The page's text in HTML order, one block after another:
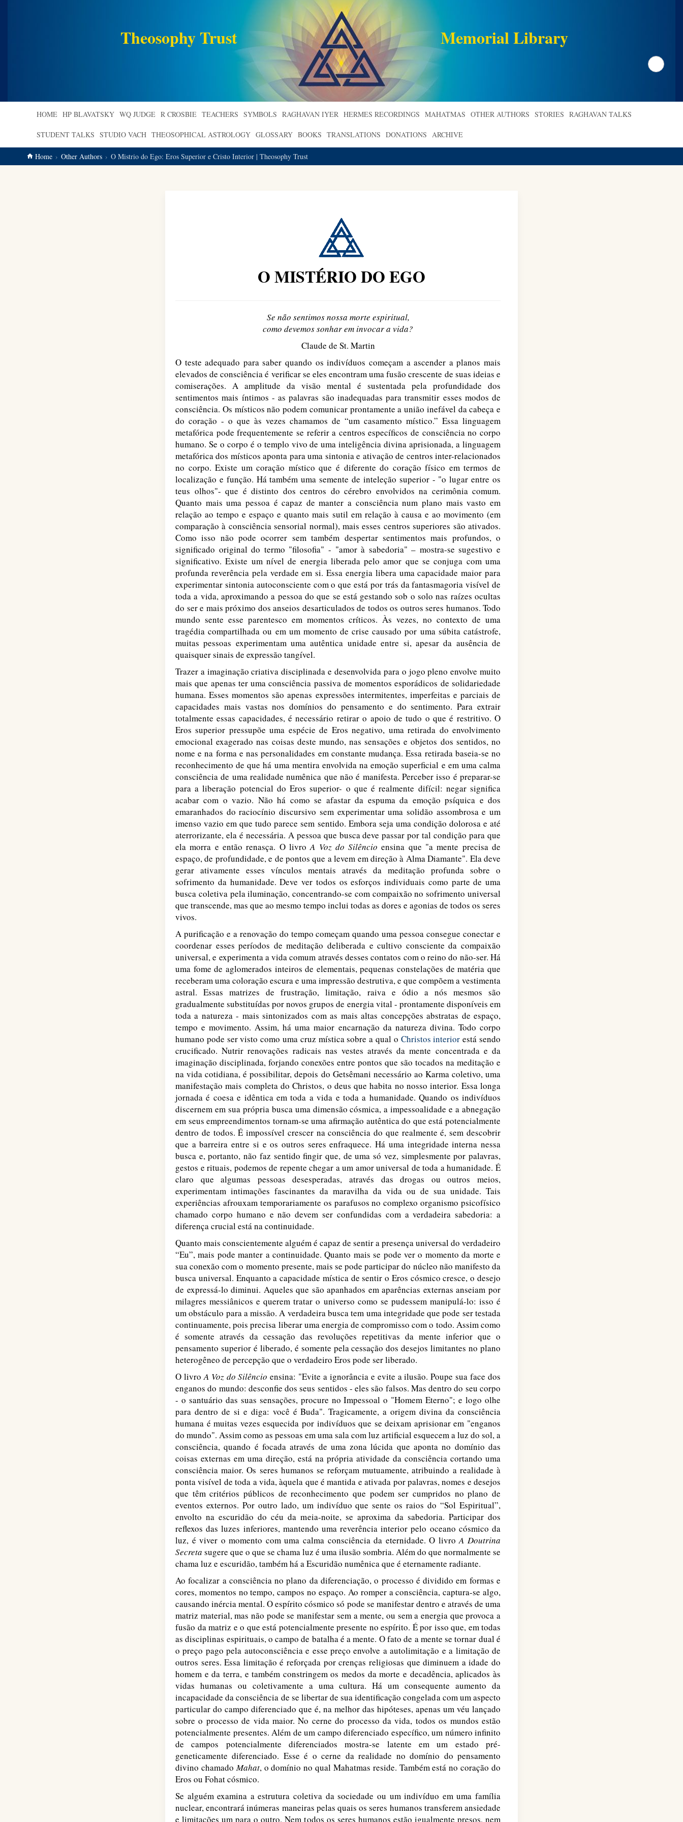
Theosophy Trust Memorial Library
Search
HOME HP BLAVATSKY WQ JUDGE R CROSBIE TEACHERS SYMBOLS RAGHAVAN IYER HERMES RECORDINGS MAHATMAS OTHER AUTHORS STORIES RAGHAVAN TALKS
STUDENT TALKS STUDIO VACH THEOSOPHICAL ASTROLOGY GLOSSARY BOOKS TRANSLATIONS DONATIONS ARCHIVE
Home Other Authors O Mistrio do Ego: Eros Superior e Cristo Interior | Theosophy Trust
O MISTÉRIO DO EGO
Se não sentimos nossa morte espiritual,
como devemos sonhar em invocar a vida?
Claude de St. Martin
O teste adequado para saber quando os indivíduos começam a ascender a planos mais
elevados de consciência é verificar se eles encontram uma fusão crescente de suas ideias e
comiserações. A amplitude da visão mental é sustentada pela profundidade dos
sentimentos mais íntimos - as palavras são inadequadas para transmitir esses modos de
consciência. Os místicos não podem comunicar prontamente a união inefável da cabeça e
do coração - o que às vezes chamamos de “um casamento místico.” Essa linguagem
metafórica pode frequentemente se referir a centros específicos de consciência no corpo
humano. Se o corpo é o templo vivo de uma inteligência divina aprisionada, a linguagem
metafórica dos místicos aponta para uma sintonia e ativação de centros inter-relacionados
no corpo. Existe um coração místico que é diferente do coração físico em termos de
localização e função. Há também uma semente de inteleção superior - "o lugar entre os
teus olhos"- que é distinto dos centros do cérebro envolvidos na cerimônia comum.
Quanto mais uma pessoa é capaz de manter a consciência num plano mais vasto em
relação ao tempo e espaço e quanto mais sutil em relação à causa e ao movimento (em
comparação à consciência sensorial normal), mais esses centros superiores são ativados.
Como isso não pode ocorrer sem também despertar sentimentos mais profundos, o
significado original do termo "filosofia" - "amor à sabedoria" – mostra-se sugestivo e
significativo. Existe um nível de energia liberada pelo amor que se conjuga com uma
profunda reverência pela verdade em si. Essa energia libera uma capacidade maior para
experimentar sintonia autoconsciente com o que está por trás da fantasmagoria visível de
toda a vida, aproximando a pessoa do que se está gestando sob o solo nas raízes ocultas
do ser e mais próximo dos anseios desarticulados de todos os outros seres humanos. Todo
mundo sente esse parentesco em momentos críticos. Às vezes, no contexto de uma
tragédia compartilhada ou em um momento de crise causado por uma súbita catástrofe,
muitas pessoas experimentam uma autêntica unidade entre si, apesar da ausência de
quaisquer sinais de expressão tangível.
Trazer a imaginação criativa disciplinada e desenvolvida para o jogo pleno envolve muito
mais que apenas ter uma consciência passiva de momentos esporádicos de solidariedade
humana. Esses momentos são apenas expressões intermitentes, imperfeitas e parciais de
capacidades mais vastas nos domínios do pensamento e do sentimento. Para extrair
totalmente essas capacidades, é necessário retirar o apoio de tudo o que é restritivo. O
Eros superior pressupõe uma espécie de Eros negativo, uma retirada do envolvimento
emocional exagerado nas coisas deste mundo, nas sensações e objetos dos sentidos, no
nome e na forma e nas personalidades em constante mudança. Essa retirada baseia-se no
reconhecimento de que há uma mentira envolvida na emoção superficial e em uma calma
consciência de uma realidade numênica que não é manifesta. Perceber isso é preparar-se
para a liberação potencial do Eros superior- o que é realmente difícil: negar significa
acabar com o vazio. Não há como se afastar da espuma da emoção psíquica e dos
emaranhados do raciocínio discursivo sem experimentar uma solidão assombrosa e um
imenso vazio em que tudo parece sem sentido. Embora seja uma condição dolorosa e até
aterrorizante, ela é necessária. A pessoa que busca deve passar por tal condição para que
ela morra e então renasça. O livroA Voz do Silêncio ensina que "a mente precisa de
espaço, de profundidade, e de pontos que a levem em direção à Alma Diamante". Ela deve
gerar ativamente esses vínculos mentais através da meditação profunda sobre o
sofrimento da humanidade. Deve ver todos os esforços individuais como parte de uma
busca coletiva pela iluminação, concentrando-se com compaixão no sofrimento universal
que transcende, mas que ao mesmo tempo inclui todas as dores e agonias de todos os seres
vivos.
A purificação e a renovação do tempo começam quando uma pessoa consegue conectar e
coordenar esses períodos de meditação deliberada e cultivo consciente da compaixão
universal, e experimenta a vida comum através desses contatos com o reino do não-ser. Há
uma fome de aglomerados inteiros de elementais, pequenas constelações de matéria que
receberam uma coloração escura e uma impressão destrutiva, e que compõem a vestimenta
astral. Essas matrizes de frustração, limitação, raiva e ódio a nós mesmos são
gradualmente substituídas por novos grupos de energia vital - prontamente disponíveis em
toda a natureza - mais sintonizados com as mais altas concepções abstratas de espaço,
tempo e movimento. Assim, há uma maior encarnação da natureza divina. Todo corpo
humano pode ser visto como uma cruz mística sobre a qual o Christos interior está sendo
crucificado. Nutrir renovações radicais nas vestes através da mente concentrada e da
imaginação disciplinada, forjando conexões entre pontos que são tocados na meditação e
na vida cotidiana, é possibilitar, depois do Getsêmani necessário ao Karma coletivo, uma
manifestação mais completa do Christos, o deus que habita no nosso interior. Essa longa
jornada é coesa e idêntica em toda a vida e toda a humanidade. Quando os indivíduos
discernem em sua própria busca uma dimensão cósmica, a impessoalidade e a abnegação
em seus empreendimentos tornam-se uma afirmação autêntica do que está potencialmente
dentro de todos. É impossível crescer na consciência do que realmente é, sem descobrir
que a barreira entre si e os outros seres enfraquece. Há uma integridade interna nessa
busca e, portanto, não faz sentido fingir que, de uma só vez, simplesmente por palavras,
gestos e rituais, podemos de repente chegar a um amor universal de toda a humanidade. É
claro que algumas pessoas desesperadas, através das drogas ou outros meios,
experimentam intimações fascinantes da maravilha da vida ou de sua unidade. Tais
experiências afrouxam temporariamente os parafusos no complexo organismo psicofísico
chamado corpo humano e não devem ser confundidas com a verdadeira sabedoria: a
diferença crucial está na continuidade.
Quanto mais conscientemente alguém é capaz de sentir a presença universal do verdadeiro
“Eu”, mais pode manter a continuidade. Quanto mais se pode ver o momento da morte e
sua conexão com o momento presente, mais se pode participar do núcleo não manifesto da
busca universal. Enquanto a capacidade mística de sentir o Eros cósmico cresce, o desejo
de expressá-lo diminui. Aqueles que são apanhados em aparências externas anseiam por
milagres messiânicos e querem tratar o universo como se pudessem manipulá-lo: isso é
um obstáculo para a missão. A verdadeira busca tem uma integridade que pode ser testada
continuamente, pois precisa liberar uma energia de compromisso com o todo. Assim como
é somente através da cessação das revoluções repetitivas da mente inferior que o
pensamento superior é liberado, é somente pela cessação dos desejos limitantes no plano
heterogêneo de percepção que o verdadeiro Eros pode ser liberado.
O livroA Voz do Silêncio ensina: "Evite a ignorância e evite a ilusão. Poupe sua face dos
enganos do mundo: desconfie dos seus sentidos - eles são falsos. Mas dentro do seu corpo
- o santuário das suas sensações, procure no Impessoal o "Homem Eterno"; e logo olhe
para dentro de si e diga: você é Buda". Tragicamente, a origem divina da consciência
humana é muitas vezes esquecida por indivíduos que se deixam aprisionar em "enganos
do mundo". Assim como as pessoas em uma sala com luz artificial esquecem a luz do sol, a
consciência, quando é focada através de uma zona lúcida que aponta no domínio das
coisas externas em uma direção, está na própria atividade da consciência cortando uma
consciência maior. Os seres humanos se reforçam mutuamente, atribuindo a realidade à
ponta visível de toda a vida, àquela que é mantida e ativada por palavras, nomes e desejos
que têm critérios públicos de reconhecimento que podem ser cumpridos no plano de
eventos externos. Por outro lado, um indivíduo que sente os raios do “Sol Espiritual”,
envolto na escuridão do céu da meia-noite, se aproxima da sabedoria. Participar dos
reflexos das luzes inferiores, mantendo uma reverência interior pelo oceano cósmico da
luz, é viver o momento com uma calma consciência da eternidade. O livroA Doutrina
Secreta sugere que o que se chama luz é uma ilusão sombria. Além do que normalmente se
chama luz e escuridão, também há a Escuridão numênica que é eternamente radiante.
Ao focalizar a consciência no plano da diferenciação, o processo é dividido em formas e
cores, momentos no tempo, campos no espaço. Ao romper a consciência, captura-se algo,
causando inércia mental. O espírito cósmico só pode se manifestar dentro e através de uma
matriz material, mas não pode se manifestar sem a mente, ou sem a energia que provoca a
fusão da matriz e o que está potencialmente presente no espírito. É por isso que, em todas
as disciplinas espirituais, o campo de batalha é a mente. O fato de a mente se tornar dual é
o preço pago pela autoconsciência e esse preço envolve a autolimitação e a limitação de
outros seres. Essa limitação é reforçada por crenças religiosas que diminuem a idade do
homem e da terra, e também constringem os medos da morte e decadência, aplicados às
vidas humanas ou coletivamente a uma cultura. Há um consequente aumento da
incapacidade da consciência de se libertar de sua identificação congelada com um aspecto
particular do campo diferenciado que é, na melhor das hipóteses, apenas um véu lançado
sobre o processo de vida maior. No cerne do processo da vida, todos os mundos estão
potencialmente presentes. Além de um campo diferenciado específico, um número infinito
de campos potencialmente diferenciados mostra-se latente em um estado pré-
geneticamente diferenciado. Esse é o cerne da realidade no domínio do pensamento
divino chamadoMahat, o domínio no qual Mahatmas reside. Também está no coração do
Eros ou Fohat cósmico.
Se alguém examina a estrutura coletiva da sociedade ou um indivíduo em uma família
nuclear, encontrará inúmeras maneiras pelas quais os seres humanos transferem ansiedade
e limitações um para o outro. Nem todos os seres humanos estão igualmente presos, nem